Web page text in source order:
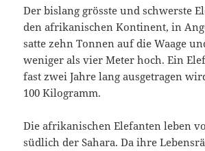
Der bislang grösste und schwerste
den afrikanischen Kontinent, in
satte zehn Tonnen auf die Waage
weniger als vier Meter hoch. Ein
fast zwei Jahre lang ausgetragen
100 Kilogramm.
Die afrikanischen Elefanten leben
südlich der Sahara. Da ihre